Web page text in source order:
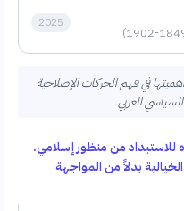
2025
في فهم الحركات الإصلاحية
العربي.
للاستبداد من منظور إسلامي.
بدلاً من المواجهة